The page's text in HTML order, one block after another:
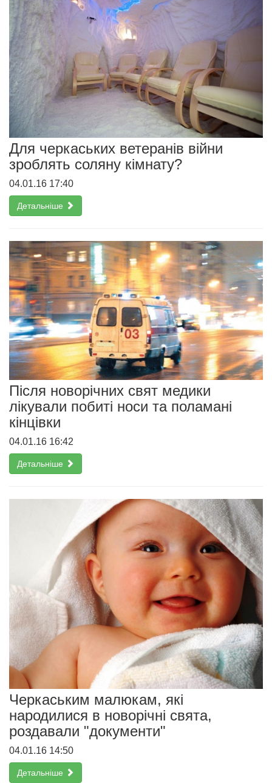
Для черкаських ветеранів війни
зроблять соляну кімнату?
04.01.16 17:40
Детальніше
Після новорічних свят медики
лікували побиті носи та поламані
кінцівки
04.01.16 16:42
Детальніше
Черкаським малюкам, які
народилися в новорічні свята,
роздавали "документи"
04.01.16 14:50
Детальніше